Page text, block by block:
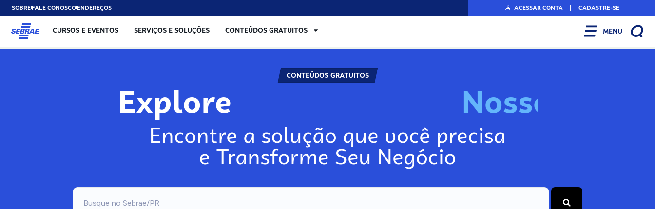
SOBREFALE CONOSCOENDEREÇOS ACESSAR CONTA | CADASTRE-SE
CURSOS E EVENTOS SERVIÇOS E SOLUÇÕES CONTEÚDOS GRATUITOS MENU
CONTEÚDOS GRATUITOS
Explore Nosso
Encontre a solução que você precisa
e Transforme Seu Negócio